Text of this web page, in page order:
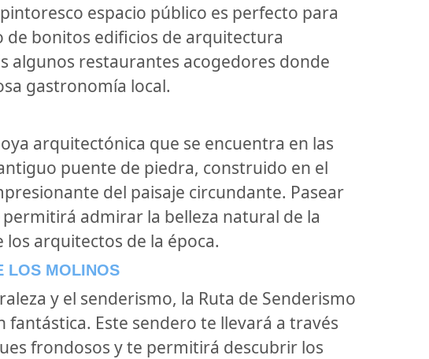
espacio público es perfecto para
bonitos edificios de arquitectura
algunos restaurantes acogedores donde
gastronomía local.
arquitectónica que se encuentra en las
puente de piedra, construido en el
del paisaje circundante. Pasear
admirar la belleza natural de la
arquitectos de la época.
LOS MOLINOS
y el senderismo, la Ruta de Senderismo
fantástica. Este sendero te llevará a través
frondosos y te permitirá descubrir los